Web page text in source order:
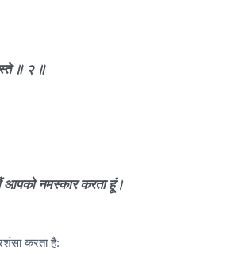
॥ २ ॥
आपको नमस्कार करता हूं।
करता है: